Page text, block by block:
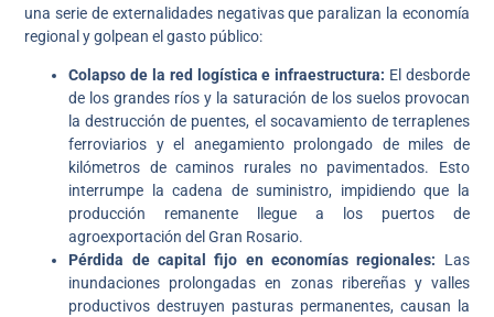
una serie de externalidades negativas que paralizan la economía
regional y golpean el gasto público:
Colapso de la red logística e infraestructura: El desborde
de los grandes ríos y la saturación de los suelos provocan
la destrucción de puentes, el socavamiento de terraplenes
ferroviarios y el anegamiento prolongado de miles de
kilómetros de caminos rurales no pavimentados. Esto
interrumpe la cadena de suministro, impidiendo que la
producción remanente llegue a los puertos de
agroexportación del Gran Rosario.
Pérdida de capital fijo en economías regionales: Las
inundaciones prolongadas en zonas ribereñas y valles
productivos destruyen pasturas permanentes, causan la